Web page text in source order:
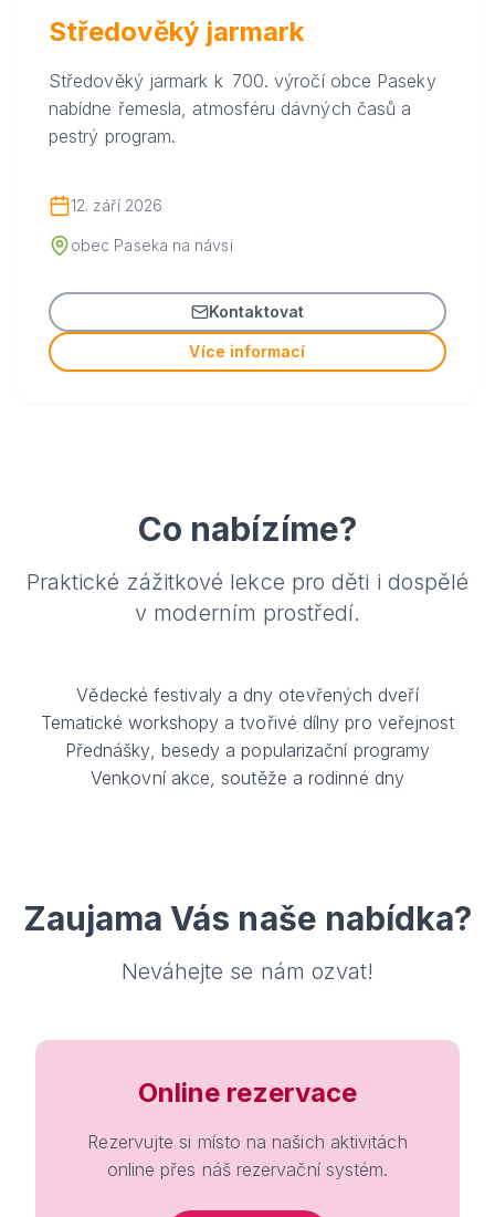
Středověký jarmark
Středověký jarmark k 700. výročí obce Paseky
nabídne řemesla, atmosféru dávných časů a
pestrý program.
12. září 2026
obec Paseka na návsi
Kontaktovat
Více informací
Co nabízíme?
Praktické zážitkové lekce pro děti i dospělé
v moderním prostředí.
Vědecké festivaly a dny otevřených dveří
Tematické workshopy a tvořivé dílny pro veřejnost
Přednášky, besedy a popularizační programy
Venkovní akce, soutěže a rodinné dny
Zaujama Vás naše nabídka?
Neváhejte se nám ozvat!
Online rezervace
Rezervujte si místo na našich aktivitách
online přes náš rezervační systém.